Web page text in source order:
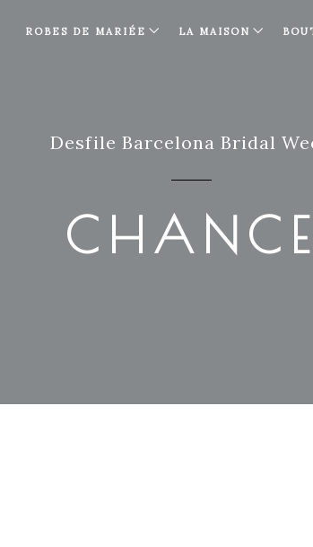
ROBES DE MARIÉE LA MAISON
Desfile Barcelona Bridal
CHANCE